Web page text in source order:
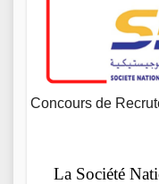
Concours de
La Société